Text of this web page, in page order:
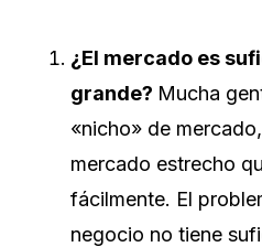
¿El mercado es
grande? Mucha
«nicho» de
mercado estrecho
fácilmente. El
negocio no tiene